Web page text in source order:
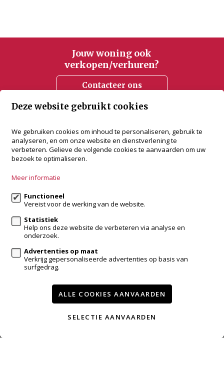
Jouw woning ook
verkopen/verhuren?
Contacteer ons
accent vastgoed
Bredabaan 505
2930 Brasschaat
info@accentvastgoed.be
Volg ons op:
Te huur Referenties
Contact
Deze website gebruikt cookies
We gebruiken cookies om inhoud te personaliseren, gebruik te
analyseren, en om onze website en dienstverlening te
verbeteren. Gelieve de volgende cookies te aanvaarden om uw
bezoek te optimaliseren.
Meer informatie
Functioneel
Vereist voor de werking van de website.
Statistiek
Help ons deze website de verbeteren via analyse en
onderzoek.
Advertenties op maat
Verkrijg gepersonaliseerde advertenties op basis van
surfgedrag.
ALLE COOKIES AANVAARDEN
SELECTIE AANVAARDEN